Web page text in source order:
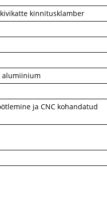
kinnitusklamber
alumiinium
ja CNC kohandatud